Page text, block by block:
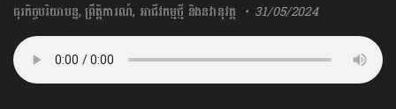
ធុរកិច្ចបរិយាបន្ន,ព្រឹត្តិការណ៍, អាជីវកម្មថ្មី និងនវានុវត្ត 31/05/2024